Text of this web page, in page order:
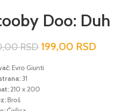
Doo:
RSD 199,00 RSD
Evro Giunti
31
210 x 200
Broš